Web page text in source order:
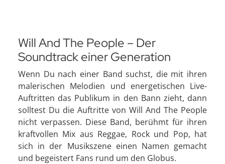
Will And The People – Der
Soundtrack einer Generation
Wenn Du nach einer Band suchst, die mit ihren
malerischen Melodien und energetischen Live-
Auftritten das Publikum in den Bann zieht, dann
solltest Du die Auftritte von Will And The People
nicht verpassen. Diese Band, berühmt für ihren
kraftvollen Mix aus Reggae, Rock und Pop, hat
sich in der Musikszene einen Namen gemacht
und begeistert Fans rund um den Globus.